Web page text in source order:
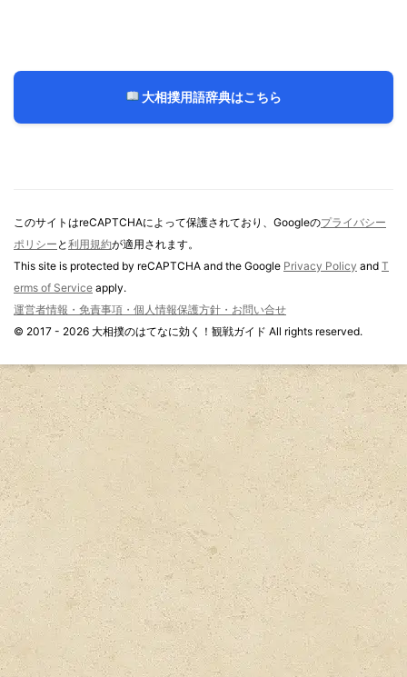
大相撲用語辞典はこちら
このサイトはreCAPTCHAによって保護されており、Googleのプライバシー
ポリシー と利用規約が適用されます。
This site is protected by reCAPTCHA and the Google Privacy Policy and T
erms of Service apply.
運営者情報・免責事項・個人情報保護方針・お問い合せ
© 2017 - 2026 大相撲のはてなに効く！観戦ガイド All rights reserved.